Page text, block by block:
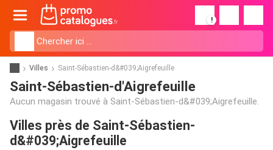
!
Villes Saint-Sébastien-d&#039;Aigrefeuille
Saint-Sébastien-d'Aigrefeuille
Aucun magasin trouvé à Saint-Sébastien-d&#039;Aigrefeuille.
Villes près de Saint-Sébastien-
d&#039;Aigrefeuille